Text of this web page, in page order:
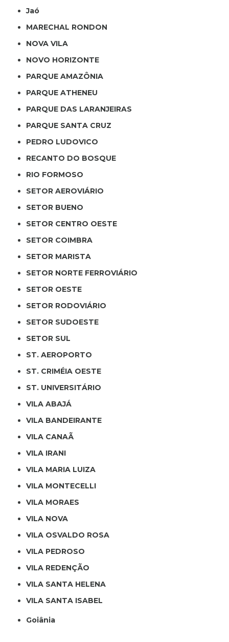
Jaó
MARECHAL RONDON
NOVA VILA
NOVO HORIZONTE
PARQUE AMAZÔNIA
PARQUE ATHENEU
PARQUE DAS LARANJEIRAS
PARQUE SANTA CRUZ
PEDRO LUDOVICO
RECANTO DO BOSQUE
RIO FORMOSO
SETOR AEROVIÁRIO
SETOR BUENO
SETOR CENTRO OESTE
SETOR COIMBRA
SETOR MARISTA
SETOR NORTE FERROVIÁRIO
SETOR OESTE
SETOR RODOVIÁRIO
SETOR SUDOESTE
SETOR SUL
ST. AEROPORTO
ST. CRIMÉIA OESTE
ST. UNIVERSITÁRIO
VILA ABAJÁ
VILA BANDEIRANTE
VILA CANAÃ
VILA IRANI
VILA MARIA LUIZA
VILA MONTECELLI
VILA MORAES
VILA NOVA
VILA OSVALDO ROSA
VILA PEDROSO
VILA REDENÇÃO
VILA SANTA HELENA
VILA SANTA ISABEL
Goiânia